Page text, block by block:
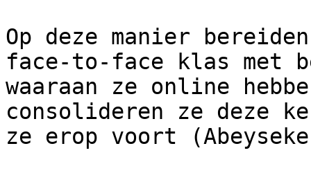
Op deze manier
face-to-face klas met
waaraan ze online
consolideren ze deze
ze erop voort